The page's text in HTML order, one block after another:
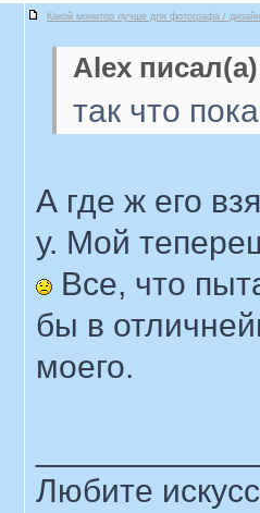
Какой монитор лучше для фотографа /
Alex
так что
А где ж его
у. Мой
Все, что
бы в
моего.
Любите